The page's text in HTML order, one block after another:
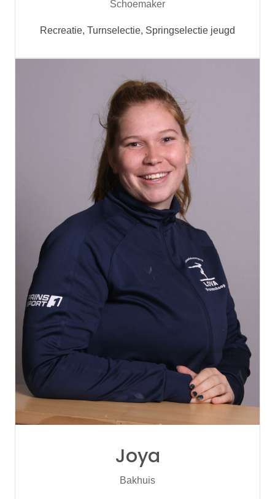
Schoemaker
Recreatie, Turnselectie, Springselectie jeugd
Joya
Bakhuis